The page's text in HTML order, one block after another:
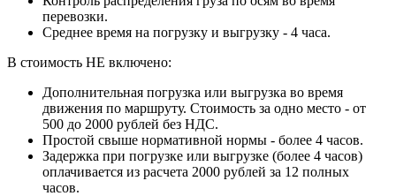
перевозки.
Среднее время на погрузку и выгрузку - 4 часа.
В стоимость НЕ включено:
Дополнительная погрузка или выгрузка во время
движения по маршруту. Стоимость за одно место - от
500 до 2000 рублей без НДС.
Простой свыше нормативной нормы - более 4 часов.
Задержка при погрузке или выгрузке (более 4 часов)
оплачивается из расчета 2000 рублей за 12 полных
часов.